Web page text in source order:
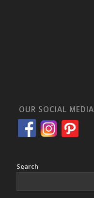
OUR SOCIAL MEDIA
Search